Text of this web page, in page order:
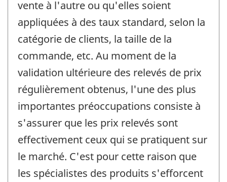
vente à l'autre ou qu'elles soient
appliquées à des taux standard, selon la
catégorie de clients, la taille de la
commande, etc. Au moment de la
validation ultérieure des relevés de prix
régulièrement obtenus, l'une des plus
importantes préoccupations consiste à
s'assurer que les prix relevés sont
effectivement ceux qui se pratiquent sur
le marché. C'est pour cette raison que
les spécialistes des produits s'efforcent